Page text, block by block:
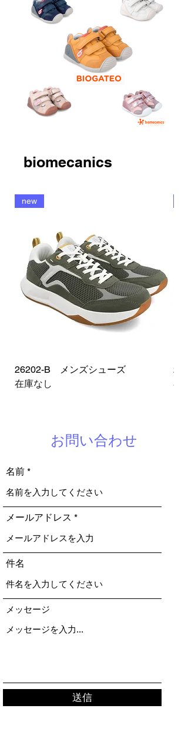
biomecanics
new
26202-B メンズシューズ
在庫なし
在
お問い合わせ
名前
メールアドレス
件名
メッセージ
送信